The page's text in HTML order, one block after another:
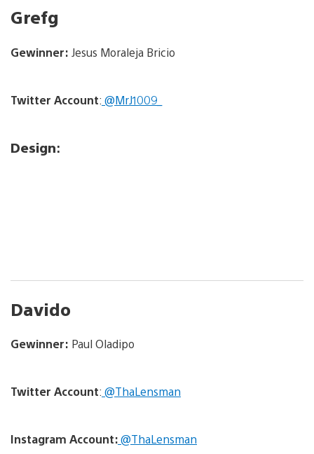
Grefg
Gewinner: Jesus Moraleja Bricio
Twitter Account: @MrJ1009_
Design:
Davido
Gewinner: Paul Oladipo
Twitter Account: @ThaLensman
Instagram Account:@ThaLensman